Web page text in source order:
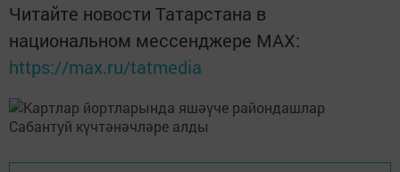
Читайте новости Татарстана в
национальном мессенджере MАХ:
https://max.ru/tatmedia